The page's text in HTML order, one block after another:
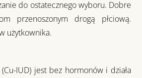
do ostatecznego wyboru. Dobre
przenoszonym drogą płciową.
użytkownika.
IUD) jest bez hormonów i działa